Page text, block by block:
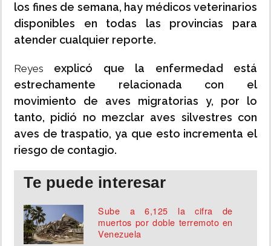
los fines de semana, hay médicos veterinarios
disponibles en todas las provincias para
atender cualquier reporte.
Reyes explicó que la enfermedad está
estrechamente relacionada con el
movimiento de aves migratorias y, por lo
tanto, pidió no mezclar aves silvestres con
aves de traspatio, ya que esto incrementa el
riesgo de contagio.
Te puede interesar
Sube a 6,125 la cifra de
muertos por doble terremoto en
Venezuela